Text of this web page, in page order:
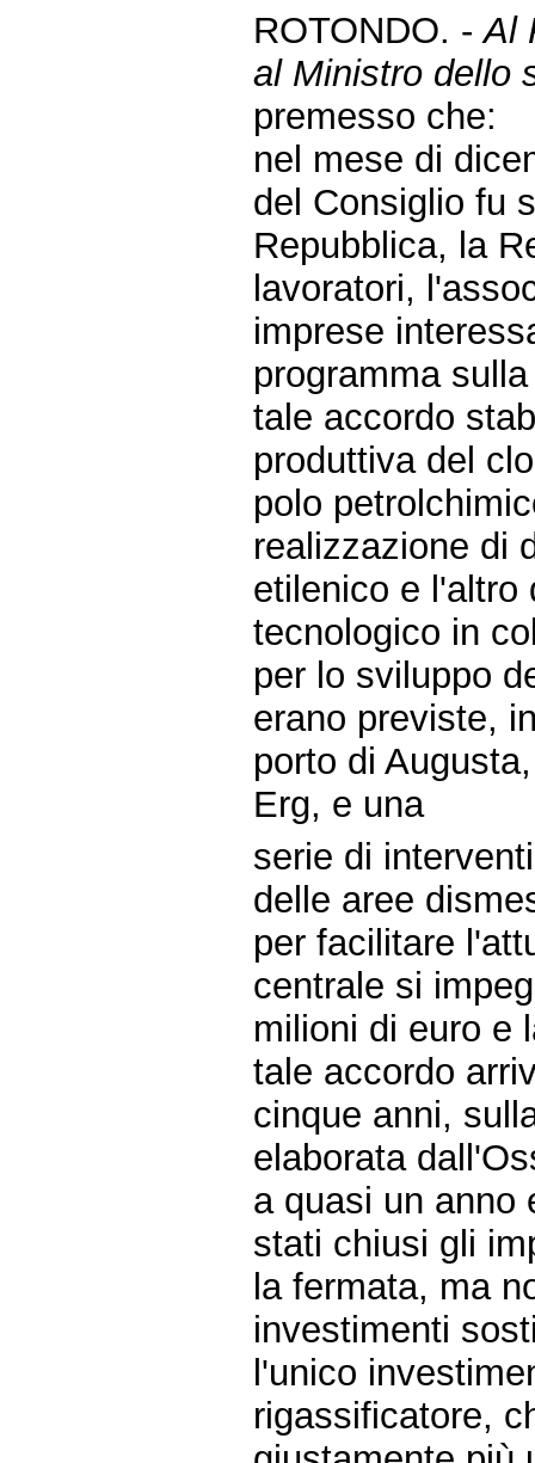
ROTONDO. -Al
al Ministro dello
premesso che:
nel mese di
del Consiglio fu
Repubblica, la
lavoratori,
imprese
programma
tale accordo
produttiva del
polo
realizzazione di
etilenico e l'altro
tecnologico in
per lo sviluppo
erano previste,
porto di
Erg, e una
serie di
delle aree
per facilitare
centrale si
milioni di euro e
tale accordo
cinque anni,
elaborata
a quasi un anno
stati chiusi gli
la fermata, ma
investimenti
l'unico
rigassificatore,